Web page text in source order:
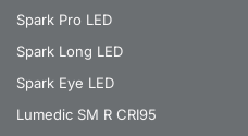
Spark Pro LED
Spark Long LED
Spark Eye LED
Lumedic SM R CRI95